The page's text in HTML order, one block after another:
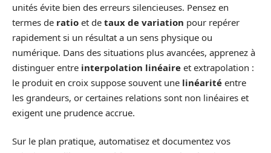
unités évite bien des erreurs silencieuses. Pensez en
termes de ratio et de taux de variation pour repérer
rapidement si un résultat a un sens physique ou
numérique. Dans des situations plus avancées, apprenez à
distinguer entre interpolation linéaire et extrapolation :
le produit en croix suppose souvent une linéarité entre
les grandeurs, or certaines relations sont non linéaires et
exigent une prudence accrue.
Sur le plan pratique, automatisez et documentez vos